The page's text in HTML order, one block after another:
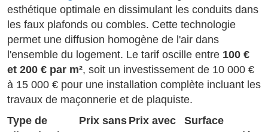
esthétique optimale en dissimulant les conduits dans
les faux plafonds ou combles. Cette technologie
permet une diffusion homogène de l'air dans
l'ensemble du logement. Le tarif oscille entre 100 €
et 200 € par m², soit un investissement de 10 000 €
à 15 000 € pour une installation complète incluant les
travaux de maçonnerie et de plaquiste.
Type de
Prix sans Prix avec
Surface